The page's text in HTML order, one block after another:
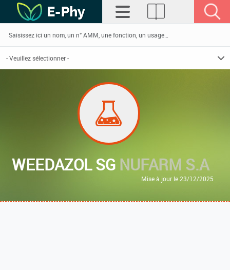
WEEDAZOL SG NUFARM S.A
Mise à jour le 23/12/2025